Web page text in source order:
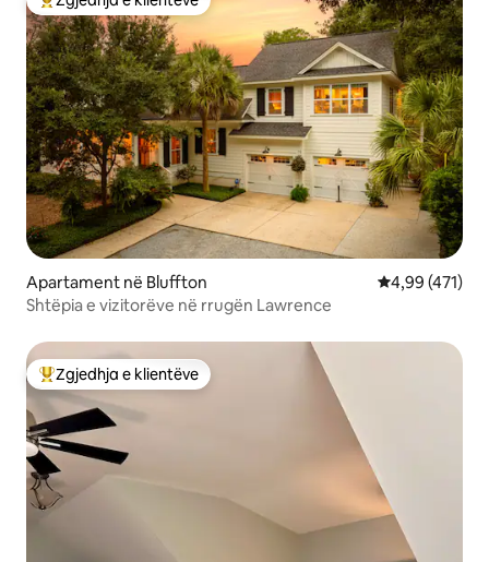
Më të mirat e zgjedhjeve të klientëve
Apartament në Bluffton Vlerësimi
4,99 (471)
Shtëpia e vizitorëve në rrugën Lawrence
Më të mirat e zgjedhjeve të klientëve
Zgjedhja e klientëve